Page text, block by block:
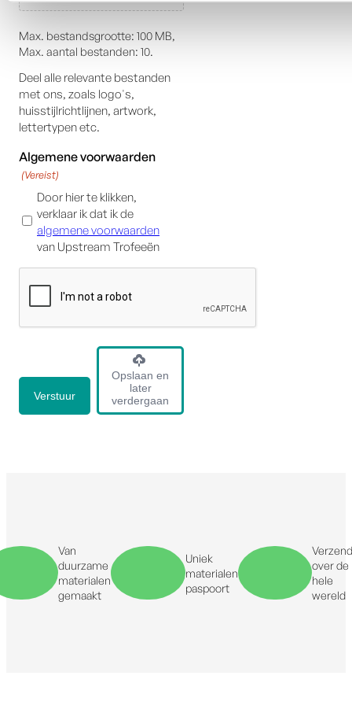
Max. bestandsgrootte: 100 MB,
Max. aantal bestanden: 10.
Deel alle relevante bestanden
met ons, zoals logo's,
huisstijlrichtlijnen, artwork,
lettertypen etc.
Algemene voorwaarden
(Vereist)
Door hier te klikken,
verklaar ik dat ik de
algemene voorwaarden
van Upstream Trofeeën
Opslaan en
later
verdergaan
Van
duurzame
materialen
gemaakt
Uniek
materialen
paspoort
over de
hele
wereld